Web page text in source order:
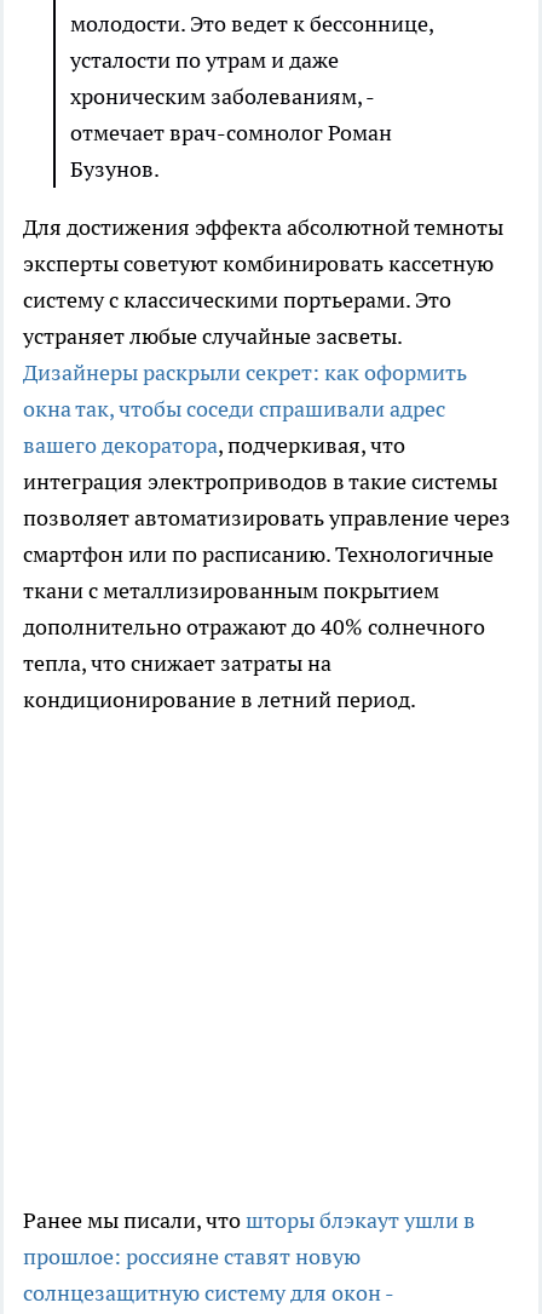
молодости. Это ведет к бессоннице,
усталости по утрам и даже
хроническим заболеваниям, -
отмечает врач-сомнолог Роман
Бузунов.
Для достижения эффекта абсолютной темноты
эксперты советуют комбинировать кассетную
систему с классическими портьерами. Это
устраняет любые случайные засветы.
Дизайнеры раскрыли секрет: как оформить
окна так, чтобы соседи спрашивали адрес
вашего декоратора, подчеркивая, что
интеграция электроприводов в такие системы
позволяет автоматизировать управление через
смартфон или по расписанию. Технологичные
ткани с металлизированным покрытием
дополнительно отражают до 40% солнечного
тепла, что снижает затраты на
кондиционирование в летний период.
Ранее мы писали, чтошторы блэкаут ушли в
прошлое: россияне ставят новую
солнцезащитную систему для окон -